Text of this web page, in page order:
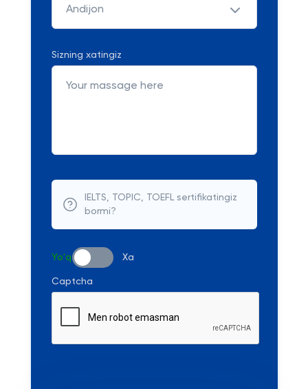
Andijon
Sizning xatingiz
IELTS, TOPIC, TOEFL sertifikatingiz
bormi?
Yo'q Xa
Captcha